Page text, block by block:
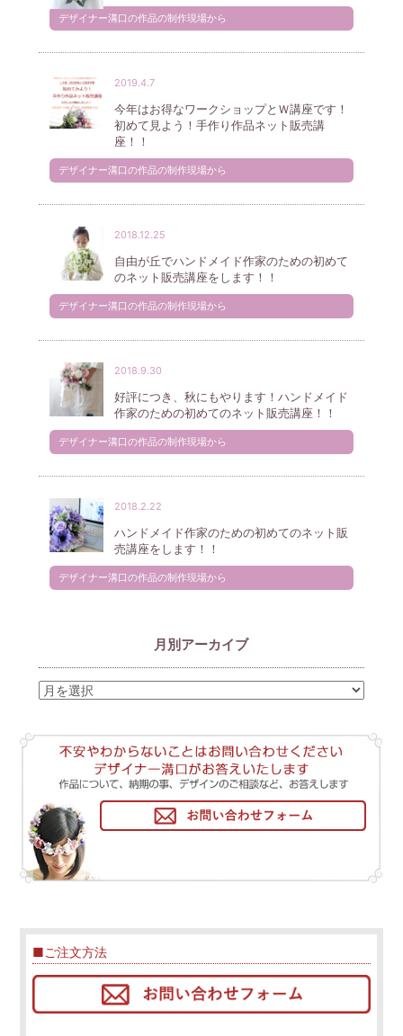
デザイナー溝口の作品の制作現場から
2019.4.7
今年はお得なワークショップとＷ講座です！
初めて見よう！手作り作品ネット販売講
座！！
デザイナー溝口の作品の制作現場から
2018.12.25
自由が丘でハンドメイド作家のための初めて
のネット販売講座をします！！
デザイナー溝口の作品の制作現場から
2018.9.30
好評につき、秋にもやります！ハンドメイド
作家のための初めてのネット販売講座！！
デザイナー溝口の作品の制作現場から
2018.2.22
ハンドメイド作家のための初めてのネット販
売講座をします！！
デザイナー溝口の作品の制作現場から
月別アーカイブ
■ご注文方法